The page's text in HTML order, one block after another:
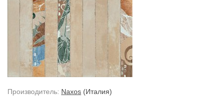
Производитель: Naxos (Италия)